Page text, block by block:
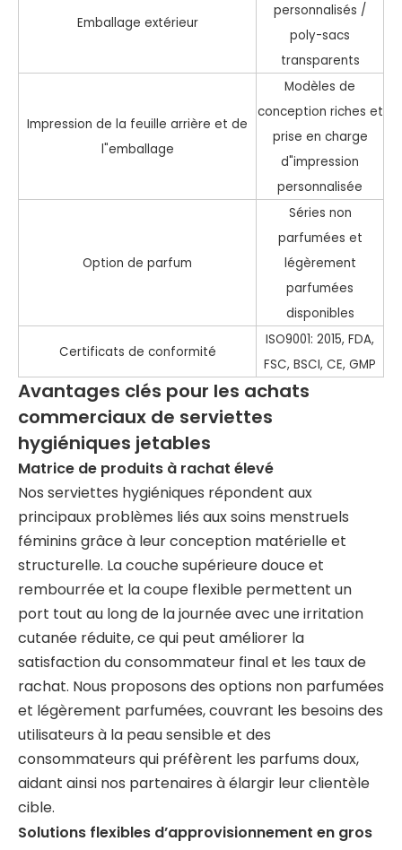
Emballage extérieur
personnalisés /
poly-sacs
transparents
Impression de la feuille arrière et de
l"emballage
Modèles de
conception riches et
prise en charge
d"impression
personnalisée
Option de parfum
Séries non
parfumées et
légèrement
parfumées
disponibles
Certificats de conformité
ISO9001: 2015, FDA,
FSC, BSCI, CE, GMP
Avantages clés pour les achats
commerciaux de serviettes
hygiéniques jetables
Matrice de produits à rachat élevé
Nos serviettes hygiéniques répondent aux
principaux problèmes liés aux soins menstruels
féminins grâce à leur conception matérielle et
structurelle. La couche supérieure douce et
rembourrée et la coupe flexible permettent un
port tout au long de la journée avec une irritation
cutanée réduite, ce qui peut améliorer la
satisfaction du consommateur final et les taux de
rachat. Nous proposons des options non parfumées
et légèrement parfumées, couvrant les besoins des
utilisateurs à la peau sensible et des
consommateurs qui préfèrent les parfums doux,
aidant ainsi nos partenaires à élargir leur clientèle
cible.
Solutions flexibles d’approvisionnement en gros